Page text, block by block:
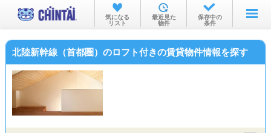
お部屋を探す
沿線・駅から
物件特集から
気になる
リスト
最近見た
物件
保存中の
条件
北陸新幹線（首都圏）のロフト付きの賃貸物件情報を探す